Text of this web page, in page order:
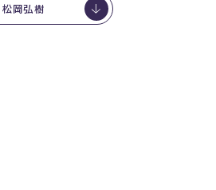
松岡弘樹